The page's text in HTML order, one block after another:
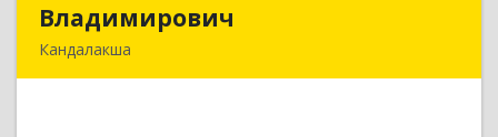
Владимирович
Кандалакша